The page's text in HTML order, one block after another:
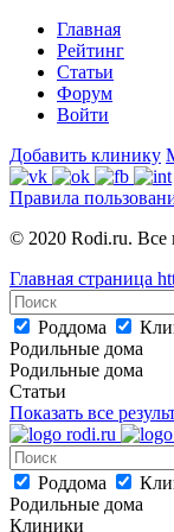
Главная
Рейтинг
Статьи
Форум
Войти
Добавить клинику
Правила
© 2020 Rodi.ru. Все
Главная страница
Роддома
Родильные дома
Родильные дома
Статьи
Показать все
Роддома
Родильные дома
Клиники